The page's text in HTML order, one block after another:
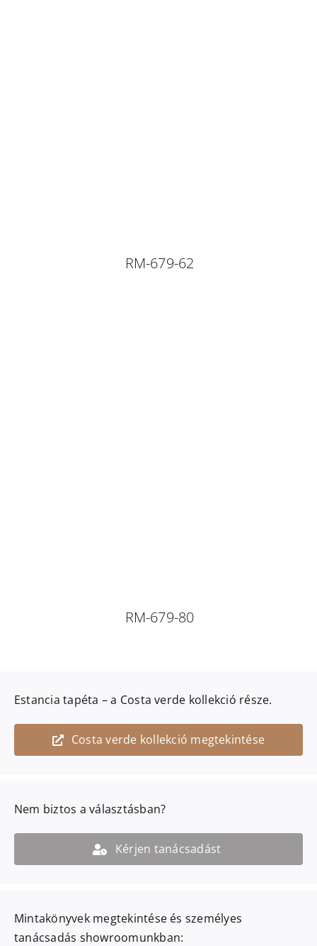
RM-679-62
RM-679-80
Estancia tapéta – a Costa verde kollekció része.
Costa verde kollekció megtekintése
Nem biztos a választásban?
Kérjen tanácsadást
Mintakönyvek megtekintése és személyes
tanácsadás showroomunkban: